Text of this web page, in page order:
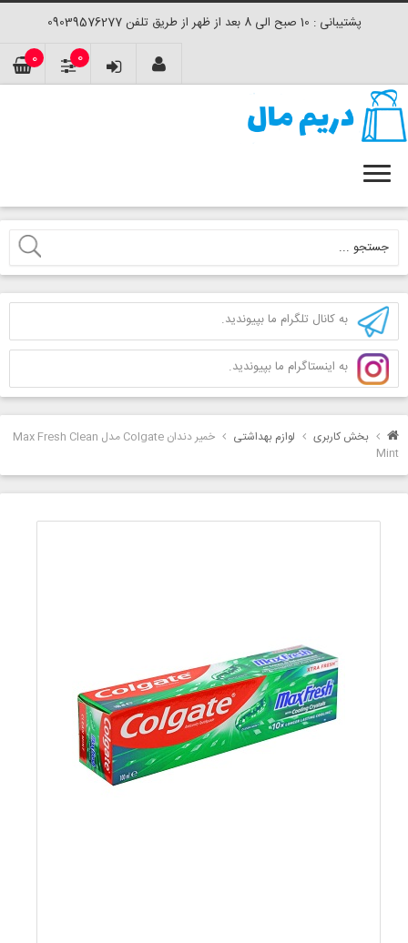
پشتیبانی : 10 صبح الی 8 بعد از ظهر از طریق تلفن 09039576277
0 0
به کانال تلگرام ما بپیوندید.
به اینستاگرام ما بپیوندید.
بخش کاربری لوازم بهداشتی
خمیر دندان Colgate مدل Max Fresh Clean
Mint